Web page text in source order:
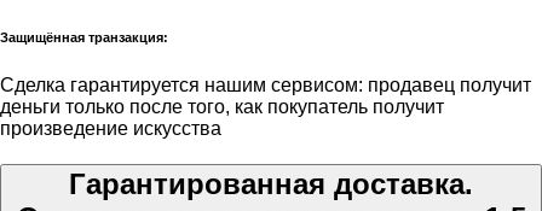
Защищённая транзакция:
Сделка гарантируется нашим сервисом: продавец получит
деньги только после того, как покупатель получит
произведение искусства
Гарантированная доставка.